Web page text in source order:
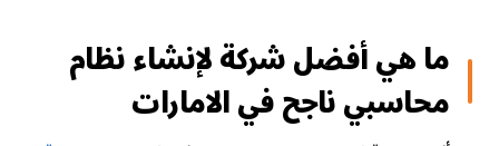
ما هي أفضل شركة لإنشاء نظام
محاسبي ناجح في الامارات